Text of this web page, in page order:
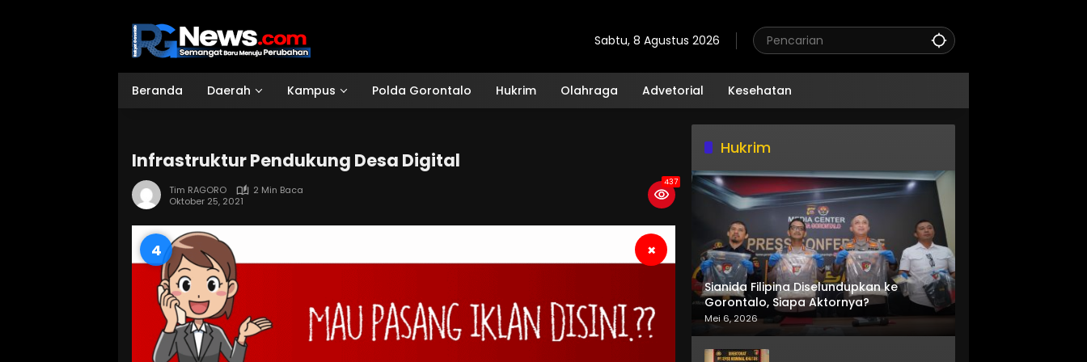
Sabtu, 8 Agustus 2026
Beranda Daerah Kampus Polda Gorontalo Hukrim Olahraga Advetorial Kesehatan
Infrastruktur Pendukung Desa Digital
Tim RAGORO
2 Min Baca
Oktober 25, 2021
437
3 ×
Hukrim
Sianida Filipina Diselundupkan ke
Gorontalo, Siapa Aktornya?
Mei 6, 2026